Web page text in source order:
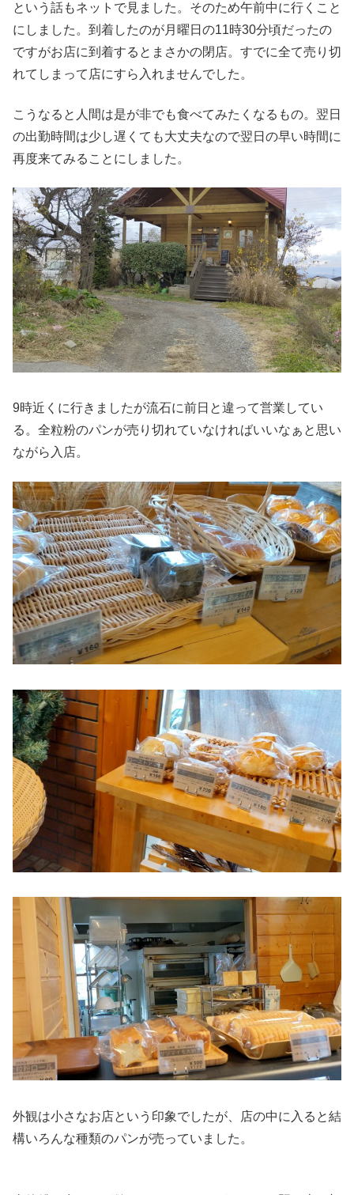
という話もネットで見ました。そのため午前中に行くこと
にしました。到着したのが月曜日の11時30分頃だったの
ですがお店に到着するとまさかの閉店。すでに全て売り切
れてしまって店にすら入れませんでした。
こうなると人間は是が非でも食べてみたくなるもの。翌日
の出勤時間は少し遅くても大丈夫なので翌日の早い時間に
再度来てみることにしました。
9時近くに行きましたが流石に前日と違って営業してい
る。全粒粉のパンが売り切れていなければいいなぁと思い
ながら入店。
外観は小さなお店という印象でしたが、店の中に入ると結
構いろんな種類のパンが売っていました。